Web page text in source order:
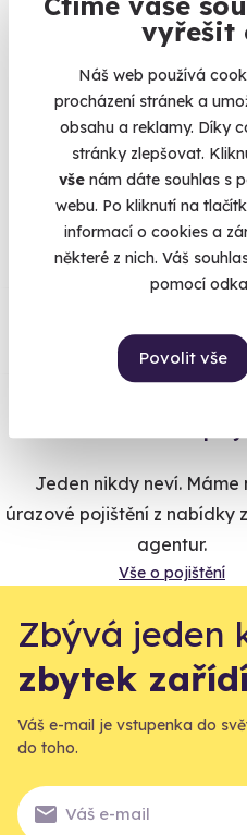
vyřešit
Náš web používá
procházení stránek a
obsahu a reklamy. Díky
stránky zlepšovat.
vše nám dáte souhlas s
webu. Po kliknutí na
informací o cookies a
některé z nich. Váš
pomocí
Povolit vše
vstoupit na dráhu manžela a
svůj život spojit, pak mohou
vyzkoušet vzrušení a
mostní konstrukce. Více
Na
96%
Zobraz ohlasy
Jeden nikdy neví. Máme
úrazové pojištění z nabídky
agentur.
Vše o pojištění
Zbývá jeden
zbytek
Váš e-mail je vstupenka do
do toho.